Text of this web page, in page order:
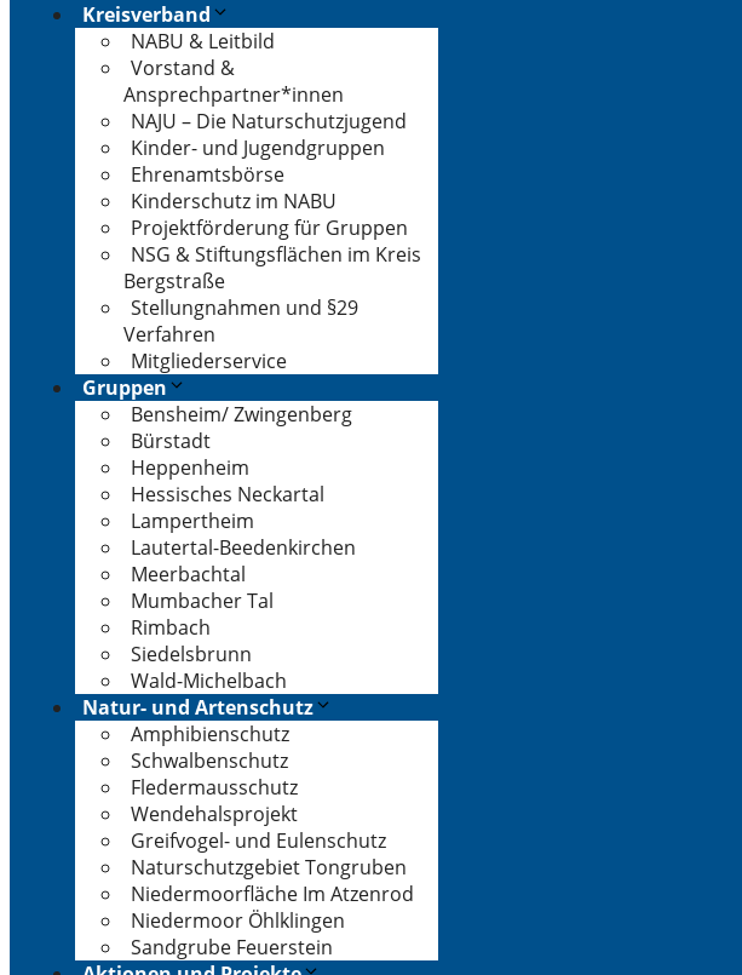
Kreisverband
NABU & Leitbild
Vorstand &
Ansprechpartner*innen
NAJU – Die Naturschutzjugend
Kinder- und Jugendgruppen
Ehrenamtsbörse
Kinderschutz im NABU
Projektförderung für Gruppen
NSG & Stiftungsflächen im Kreis
Bergstraße
Stellungnahmen und §29
Verfahren
Mitgliederservice
Gruppen
Bensheim/ Zwingenberg
Bürstadt
Heppenheim
Hessisches Neckartal
Lampertheim
Lautertal-Beedenkirchen
Meerbachtal
Mumbacher Tal
Rimbach
Siedelsbrunn
Wald-Michelbach
Natur- und Artenschutz
Amphibienschutz
Schwalbenschutz
Fledermausschutz
Wendehalsprojekt
Greifvogel- und Eulenschutz
Naturschutzgebiet Tongruben
Niedermoorfläche Im Atzenrod
Niedermoor Öhlklingen
Sandgrube Feuerstein